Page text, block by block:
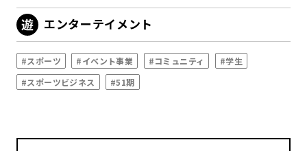
エンターテイメント
#スポーツ #イベント事業 #コミュニティ
#学生
#スポーツビジネス
#51期